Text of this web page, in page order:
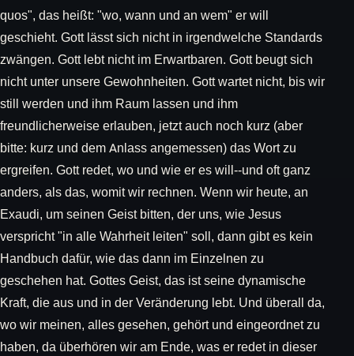
quos", das heißt: "wo, wann und an wem" er will
geschieht. Gott lässt sich nicht in irgendwelche Standards
zwängen. Gott lebt nicht im Erwartbaren. Gott beugt sich
nicht unter unsere Gewohnheiten. Gott wartet nicht, bis wir
still werden und ihm Raum lassen und ihm
freundlicherweise erlauben, jetzt auch noch kurz (aber
bitte: kurz und dem Anlass angemessen) das Wort zu
ergreifen. Gott redet, wo und wie er es will--und oft ganz
anders, als das, womit wir rechnen. Wenn wir heute, an
Exaudi, um seinen Geist bitten, der uns, wie Jesus
verspricht "in alle Wahrheit leiten" soll, dann gibt es kein
Handbuch dafür, wie das dann im Einzelnen zu
geschehen hat. Gottes Geist, das ist seine dynamische
Kraft, die aus und in der Veränderung lebt. Und überall da,
wo wir meinen, alles gesehen, gehört und eingeordnet zu
haben, da überhören wir am Ende, was er redet in dieser